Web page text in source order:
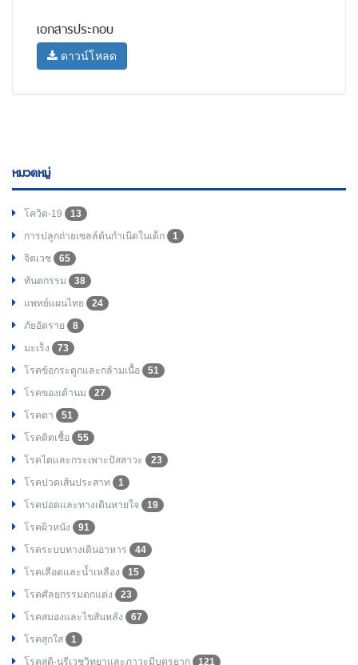
เอกสารประกอบ
ดาวน์โหลด
หมวดหมู่
โควิด-19
13
การปลูกถ่ายเซลล์ต้นกำเนิดในเด็ก
1
จิตเวช
65
ทันตกรรม
38
แพทย์แผนไทย
24
ภัยอัตราย
8
มะเร็ง
73
โรคข้อกระดูกและกล้ามเนื้อ
51
โรคของเต้านม
27
โรคตา
51
โรคติดเชื้อ
55
โรคไตและกระเพาะปัสสาวะ
23
โรคปวดเส้นประสาท
1
โรคปอดและทางเดินหายใจ
19
โรคผิวหนัง
91
โรคระบบทางเดินอาหาร
44
โรคเลือดและน้ำเหลือง
15
โรคศัลยกรรมตกแต่ง
23
โรคสมองและไขสันหลัง
67
โรคสุกใส
1
โรคสูติ-นรีเวชวิทยาและภาวะมีบุตรยาก
121